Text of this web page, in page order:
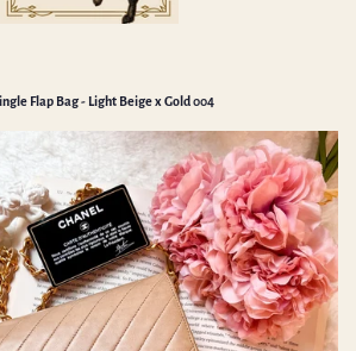
Flap Bag - Light Beige x Gold 004